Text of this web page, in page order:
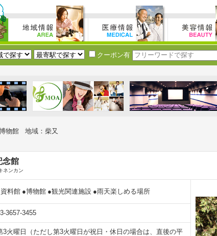
クーポン有
物館 地域：柴又
念館
ネンカン
料館 ●博物館 ●観光関連施設 ●雨天楽しめる場所
3657-3455
3火曜日（ただし第3火曜日が祝日・休日の場合は、直後の平